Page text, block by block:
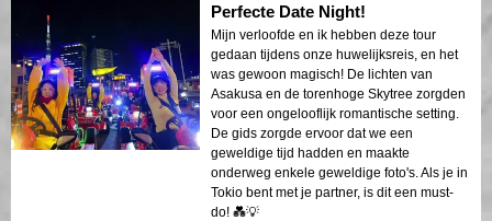
Perfecte Date Night!
Mijn verloofde en ik hebben deze tour
gedaan tijdens onze huwelijksreis, en het
was gewoon magisch! De lichten van
Asakusa en de torenhoge Skytree zorgden
voor een ongelooflijk romantische setting.
De gids zorgde ervoor dat we een
geweldige tijd hadden en maakte
onderweg enkele geweldige foto's. Als je in
Tokio bent met je partner, is dit een must-
do! 💑💡